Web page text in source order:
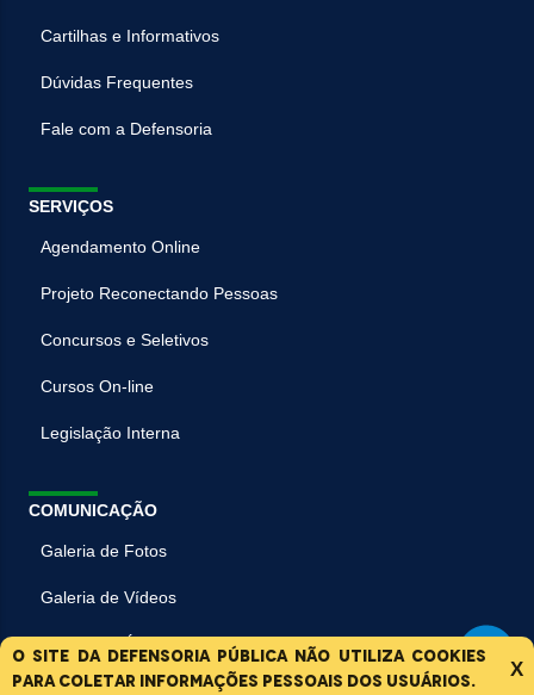
O site da Defensoria Pública não utiliza cookies
para coletar informações pessoais dos usuários.
X
Cartilhas e Informativos
Dúvidas Frequentes
Fale com a Defensoria
SERVIÇOS
Agendamento Online
Projeto Reconectando Pessoas
Concursos e Seletivos
Cursos On-line
Legislação Interna
COMUNICAÇÃO
Galeria de Fotos
Galeria de Vídeos